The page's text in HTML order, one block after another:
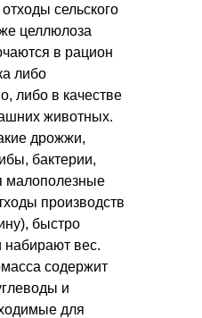
сельского
целлюлоза
в рацион
либо
либо в качестве
животных.
дрожжи,
бактерии,
малополезные
производств
быстро
вес.
содержит
и
для